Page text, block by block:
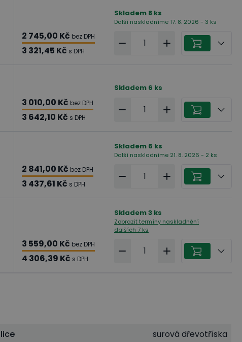
2 745,00 Kč bez DPH
3 321,45 Kč s DPH
Skladem 8 ks
Další naskladníme 17. 8. 2026 - 3 ks
3 010,00 Kč bez DPH
3 642,10 Kč s DPH
Skladem 6 ks
2 841,00 Kč bez DPH
3 437,61 Kč s DPH
Skladem 6 ks
Další naskladníme 21. 8. 2026 - 2 ks
3 559,00 Kč bez DPH
4 306,39 Kč s DPH
Skladem3 ks
Zobrazit termíny naskladnění
dalších 7 ks
surová dřevotříska